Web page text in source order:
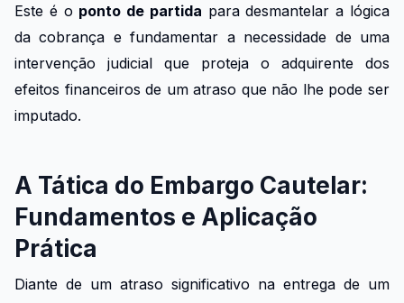
Este é o ponto de partida para desmantelar a lógica
da cobrança e fundamentar a necessidade de uma
intervenção judicial que proteja o adquirente dos
efeitos financeiros de um atraso que não lhe pode ser
imputado.
A Tática do Embargo Cautelar:
Fundamentos e Aplicação
Prática
Diante de um atraso significativo na entrega de um